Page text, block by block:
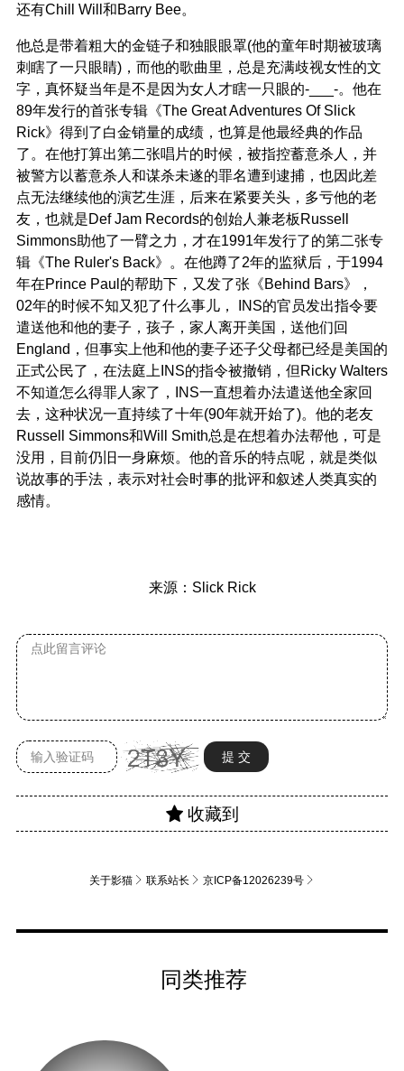
还有Chill Will和Barry Bee。
他总是带着粗大的金链子和独眼眼罩(他的童年时期被玻璃
刺瞎了一只眼睛)，而他的歌曲里，总是充满歧视女性的文
字，真怀疑当年是不是因为女人才瞎一只眼的-___-。他在
89年发行的首张专辑《The Great Adventures Of Slick
Rick》得到了白金销量的成绩，也算是他最经典的作品
了。在他打算出第二张唱片的时候，被指控蓄意杀人，并
被警方以蓄意杀人和谋杀未遂的罪名遭到逮捕，也因此差
点无法继续他的演艺生涯，后来在紧要关头，多亏他的老
友，也就是Def Jam Records的创始人兼老板Russell
Simmons助他了一臂之力，才在1991年发行了的第二张专
辑《The Ruler's Back》。在他蹲了2年的监狱后，于1994
年在Prince Paul的帮助下，又发了张《Behind Bars》，
02年的时候不知又犯了什么事儿， INS的官员发出指令要
遣送他和他的妻子，孩子，家人离开美国，送他们回
England，但事实上他和他的妻子还子父母都已经是美国的
正式公民了，在法庭上INS的指令被撤销，但Ricky Walters
不知道怎么得罪人家了，INS一直想着办法遣送他全家回
去，这种状况一直持续了十年(90年就开始了)。他的老友
Russell Simmons和Will Smith总是在想着办法帮他，可是
没用，目前仍旧一身麻烦。他的音乐的特点呢，就是类似
说故事的手法，表示对社会时事的批评和叙述人类真实的
感情。
来源：Slick Rick
关于影猫 联系站长 京ICP备12026239号
同类推荐